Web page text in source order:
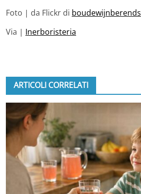
Foto | da Flickr di boudewijnberends
Via | Inerboristeria
ARTICOLI CORRELATI